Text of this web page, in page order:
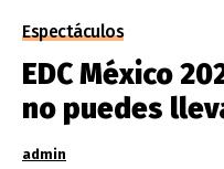
Espectáculos
EDC México
no puedes
admin